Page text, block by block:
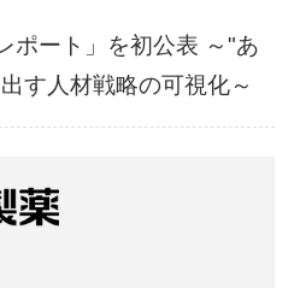
ポート」を初公表 ～"あ
す人材戦略の可視化～